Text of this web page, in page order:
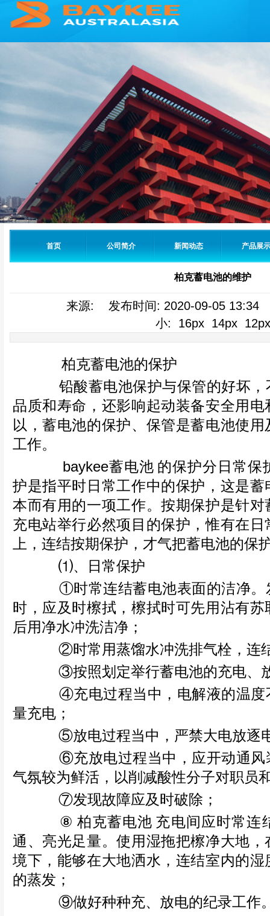
首页 公司简介 新闻动态 产品展示
柏克蓄电池的维护
来源: 发布时间: 2020-09-05 13:34
小: 16px 14px 12px
柏克蓄电池的保护
铅酸蓄电池保护与保管的好坏，
品质和寿命，还影响起动装备安全用
以，蓄电池的保护、保管是蓄电池使
工作。
baykee蓄电池 的保护分日常保
护是指平时日常工作中的保护，这是
本而有用的一项工作。按期保护是针
充电站举行必然项目的保护，惟有在
上，连结按期保护，才气把蓄电池的保
⑴、日常保护
①时常连结蓄电池表面的洁净。
时，应及时檫拭，檫拭时可先用沾有
后用净水冲洗洁净；
②时常用蒸馏水冲洗排气栓，连
③按照划定举行蓄电池的充电、
④充电过程当中，电解液的温度
量充电；
⑤放电过程当中，严禁大电放逐
⑥充放电过程当中，应开动通风
气氛较为鲜活，以削减酸性分子对职员
⑦发现故障应及时破除；
⑧ 柏克蓄电池 充电间应时常连
通、亮光足量。使用湿拖把檫净大地
境下，能够在大地洒水，连结室内的
的蒸发；
⑨做好种种充、放电的纪录工作